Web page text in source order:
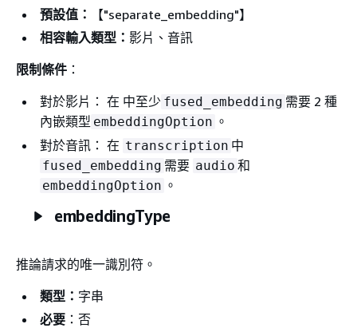
預設值：
【"separate_embedding"】
相容輸入類型： 影片、音訊
限制條件 ：
對於影片： 在 中至少 fused_embedding 需要 2 種
內嵌類型 embeddingOption 。
對於音訊： 在 transcription 中
fused_embedding 需要 audio 和
embeddingOption 。
embeddingType
推論請求的唯一識別符。
類型： 字串
必要 ：否